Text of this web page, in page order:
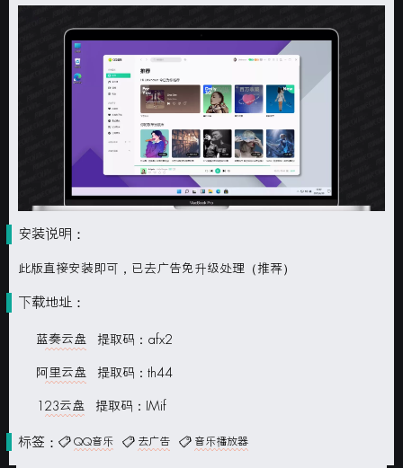
安装说明：
此版直接安装即可，已去广告免升级处理（推荐）
下载地址：
蓝奏云盘 提取码：afx2
阿里云盘 提取码：th44
123云盘 提取码：IMif
标签： QQ音乐 去广告 音乐播放器